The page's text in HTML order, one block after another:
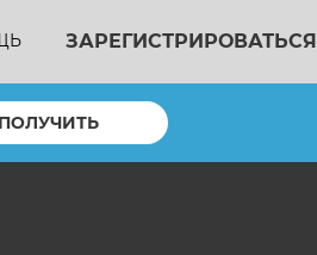
ЗАРЕГИСТРИРОВАТЬСЯ